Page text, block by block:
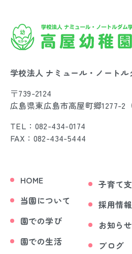
学校法人 ナミュール・ノート
〒739-2124
広島県東広島市高屋町郷1277-2
TEL：082-434-0174
FAX：082-434-5444
HOME
当園について
園での学び
園での生活
子育て
採用情報
お知らせ
ブログ